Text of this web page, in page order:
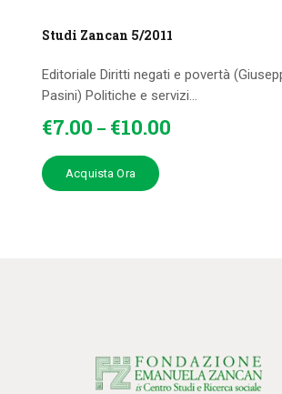
Studi Zancan 5/2011
Editoriale Diritti negati e povertà
Pasini) Politiche e servizi...
€7.00 – €10.00
Acquista Ora